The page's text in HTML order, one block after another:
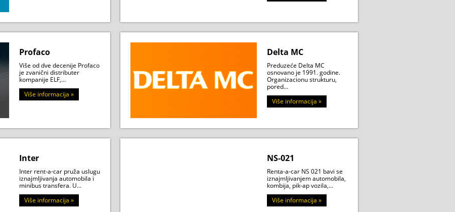
Profaco
Više od dve decenije Profaco
je zvanični distributer
kompanije ELF,...
Više informacija »
Delta MC
Preduzeće Delta MC
osnovano je 1991. godine.
Organizacionu strukturu,
pored...
Više informacija »
Inter
Inter rent-a-car pruža uslugu
iznajmljivanja automobila i
minibus transfera. U...
Više informacija »
NS-021
Renta-a-car NS 021 bavi se
iznajmljivanjem automobila,
kombija, pik-ap vozila,...
Više informacija »